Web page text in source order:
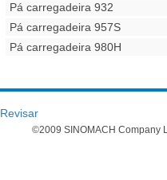
Pá carregadeira 932
Pá carregadeira 957S
Pá carregadeira 980H
Revisar
©2009 SINOMACH Company